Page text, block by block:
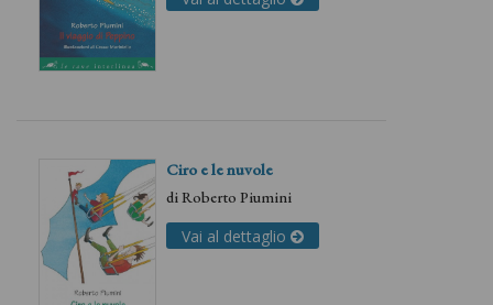
Ciro e le nuvole
diRoberto Piumini
Vai al dettaglio